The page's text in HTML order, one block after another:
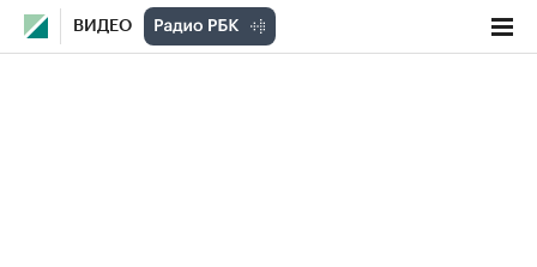
ВИДЕО